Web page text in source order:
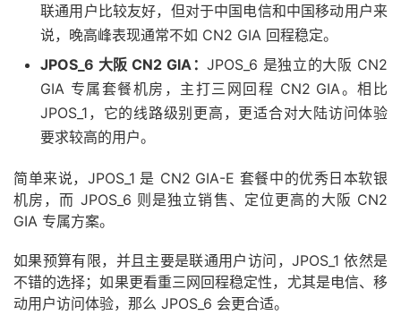
联通用户比较友好，但对于中国电信和中国移动用户来
说，晚高峰表现通常不如 CN2 GIA 回程稳定。
JPOS_6 大阪 CN2 GIA：JPOS_6 是独立的大阪 CN2
GIA 专属套餐机房，主打三网回程 CN2 GIA。相比
JPOS_1，它的线路级别更高，更适合对大陆访问体验
要求较高的用户。
简单来说，JPOS_1 是 CN2 GIA-E 套餐中的优秀日本软银
机房，而 JPOS_6 则是独立销售、定位更高的大阪 CN2
GIA 专属方案。
如果预算有限，并且主要是联通用户访问，JPOS_1 依然是
不错的选择；如果更看重三网回程稳定性，尤其是电信、移
动用户访问体验，那么 JPOS_6 会更合适。